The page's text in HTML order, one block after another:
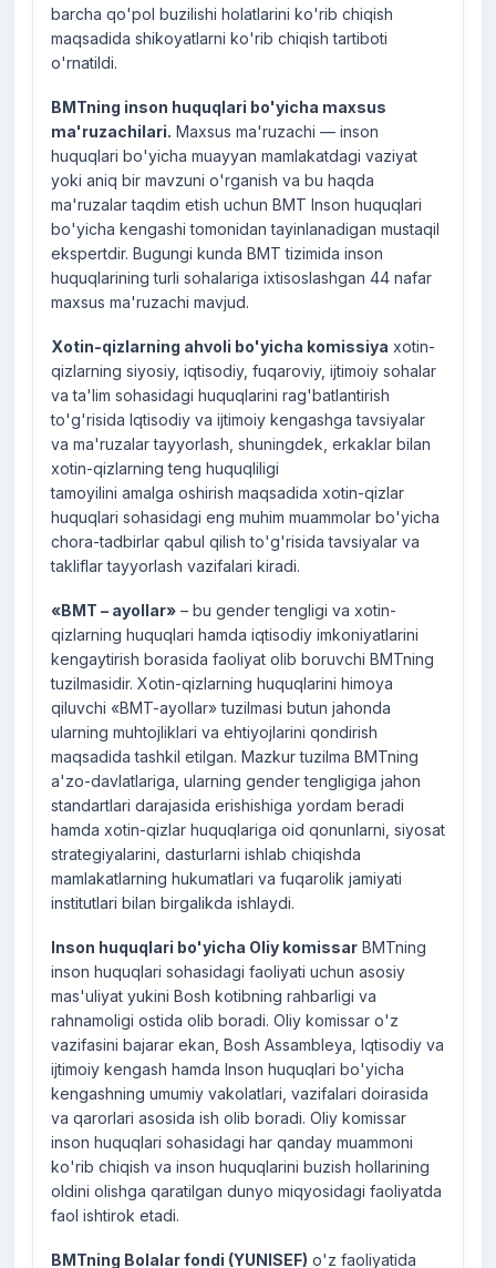
barcha qo'pol buzilishi holatlarini ko'rib chiqish
maqsadida shikoyatlarni ko'rib chiqish tartiboti
o'rnatildi.
BMTning inson huquqlari bo'yicha maxsus
ma'ruzachilari. Maxsus ma'ruzachi — inson
huquqlari bo'yicha muayyan mamlakatdagi vaziyat
yoki aniq bir mavzuni o'rganish va bu haqda
ma'ruzalar taqdim etish uchun BMT Inson huquqlari
bo'yicha kengashi tomonidan tayinlanadigan mustaqil
ekspertdir. Bugungi kunda BMT tizimida inson
huquqlarining turli sohalariga ixtisoslashgan 44 nafar
maxsus ma'ruzachi mavjud.
Xotin-qizlarning ahvoli bo'yicha komissiya xotin-
qizlarning siyosiy, iqtisodiy, fuqaroviy, ijtimoiy sohalar
va ta'lim sohasidagi huquqlarini rag'batlantirish
to'g'risida Iqtisodiy va ijtimoiy kengashga tavsiyalar
va ma'ruzalar tayyorlash, shuningdek, erkaklar bilan
xotin-qizlarning teng huquqliligi
tamoyilini amalga oshirish maqsadida xotin-qizlar
huquqlari sohasidagi eng muhim muammolar bo'yicha
chora-tadbirlar qabul qilish to'g'risida tavsiyalar va
takliflar tayyorlash vazifalari kiradi.
«BMT – ayollar» – bu gender tengligi va xotin-
qizlarning huquqlari hamda iqtisodiy imkoniyatlarini
kengaytirish borasida faoliyat olib boruvchi BMTning
tuzilmasidir. Xotin-qizlarning huquqlarini himoya
qiluvchi «BMT-ayollar» tuzilmasi butun jahonda
ularning muhtojliklari va ehtiyojlarini qondirish
maqsadida tashkil etilgan. Mazkur tuzilma BMTning
a'zo-davlatlariga, ularning gender tengligiga jahon
standartlari darajasida erishishiga yordam beradi
hamda xotin-qizlar huquqlariga oid qonunlarni, siyosat
strategiyalarini, dasturlarni ishlab chiqishda
mamlakatlarning hukumatlari va fuqarolik jamiyati
institutlari bilan birgalikda ishlaydi.
Inson huquqlari bo'yicha Oliy komissar BMTning
inson huquqlari sohasidagi faoliyati uchun asosiy
mas'uliyat yukini Bosh kotibning rahbarligi va
rahnamoligi ostida olib boradi. Oliy komissar o'z
vazifasini bajarar ekan, Bosh Assambleya, Iqtisodiy va
ijtimoiy kengash hamda Inson huquqlari bo'yicha
kengashning umumiy vakolatlari, vazifalari doirasida
va qarorlari asosida ish olib boradi. Oliy komissar
inson huquqlari sohasidagi har qanday muammoni
ko'rib chiqish va inson huquqlarini buzish hollarining
oldini olishga qaratilgan dunyo miqyosidagi faoliyatda
faol ishtirok etadi.
BMTning Bolalar fondi (YUNISEF) o'z faoliyatida